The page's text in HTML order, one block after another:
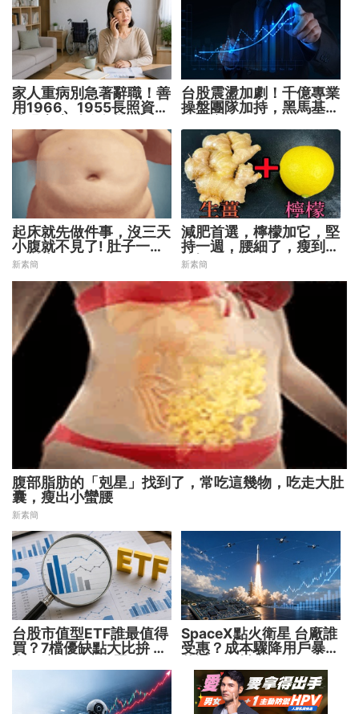
家人重病別急著辭職！善
用1966、1955長照資源
台股震盪加劇！千億專業
操盤團隊加持，黑馬基金
起床就先做件事，沒三天
小腹就不見了! 肚子一天
天變小！
新素簡
減肥首選，檸檬加它，堅
持一週，腰細了，瘦到你
懷疑人生
新素簡
腹部脂肪的「剋星」找到了，常吃這幾物，吃走大肚
囊，瘦出小蠻腰
新素簡
台股市值型ETF誰最值得
買？7檔優缺點大比拚 找
SpaceX點火衛星 台廠誰
受惠？成本驟降用戶暴增